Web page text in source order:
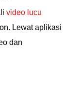
video lucu
Lewat aplikasi
dan